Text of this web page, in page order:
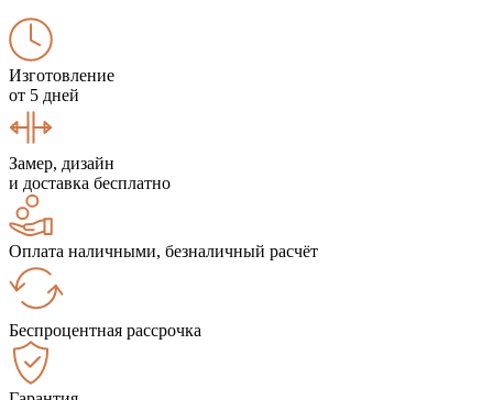
Изготовление
от 5 дней
Замер, дизайн
и доставка бесплатно
Оплата наличными, безналичный расчёт
Беспроцентная рассрочка